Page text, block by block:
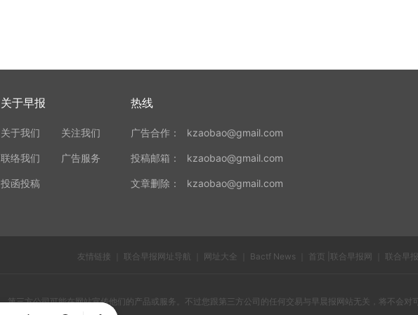
关于早报
关于我们 关注我们
联络我们 广告服务
投函投稿
热线
广告合作： kzaobao@gmail.com
投稿邮箱： kzaobao@gmail.com
文章删除： kzaobao@gmail.com
友情链接 联合早报网址导航 网址大全 Bactf News 首页 |联合早报网 联合早
第三方公司可能在网站宣传他们的产品或服务。不过您跟第三方公司的任何交易与早晨报网站无关，将不会对